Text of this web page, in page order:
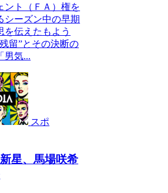
ント（ＦＡ）権を
シーズン中の早期
を伝えたもよう
留”とその決断の
男気...
スポ
星、馬場咲希